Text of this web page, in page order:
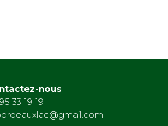
nous
33 19 19